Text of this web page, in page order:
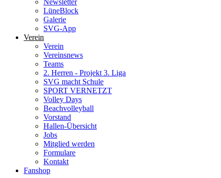
Newsletter
LüneBlock
Galerie
SVG-App
Verein
Verein
Vereinsnews
Teams
2. Herren - Projekt 3. Liga
SVG macht Schule
SPORT VERNETZT
Volley Days
Beachvolleyball
Vorstand
Hallen-Übersicht
Jobs
Mitglied werden
Formulare
Kontakt
Fanshop